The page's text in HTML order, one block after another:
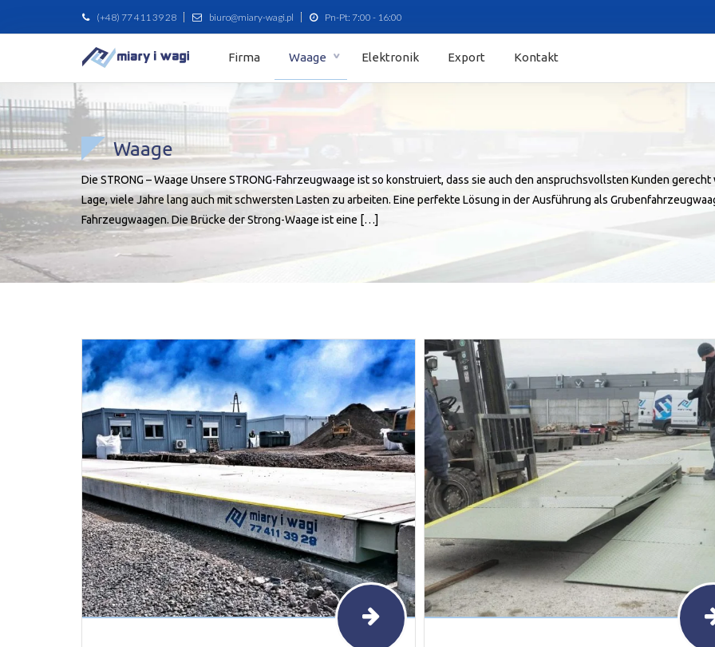
(+48) 77 411 39 28 biuro@miary-wagi.pl Pn-Pt: 7:00 - 16:00
Firma Waage Elektronik Export Kontakt
Waage
Die STRONG – Waage Unsere STRONG-Fahrzeugwaage ist so konstruiert, dass sie auch den anspruchsvollsten Kunden
Lage, viele Jahre lang auch mit schwersten Lasten zu arbeiten. Eine perfekte Lösung in der Ausführung als
Fahrzeugwaagen. Die Brücke der Strong-Waage ist eine […]